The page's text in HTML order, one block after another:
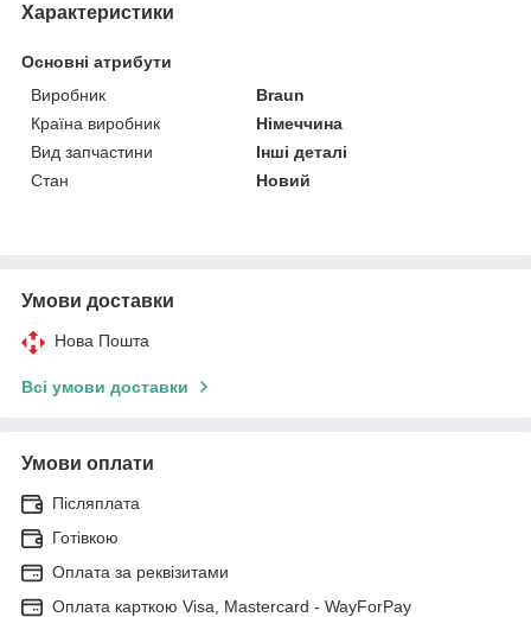
Характеристики
Основні атрибути
Виробник
Braun
Країна виробник
Німеччина
Вид запчастини
Інші деталі
Стан
Новий
Умови доставки
Нова Пошта
Всі умови доставки
Умови оплати
Післяплата
Готівкою
Оплата за реквізитами
Оплата карткою Visa, Mastercard - WayForPay